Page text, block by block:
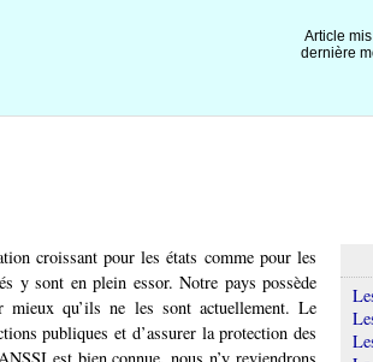
Article
dernière
croissant pour les états comme pour les
y sont en plein essor. Notre pays possède
mieux qu’ils ne les sont actuellement. Le
publiques et d’assurer la protection des